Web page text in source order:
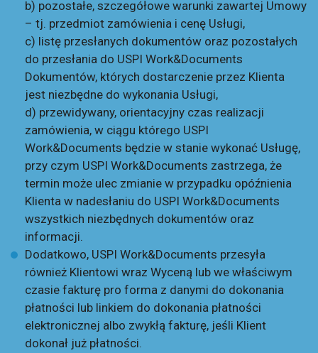
b) pozostałe, szczegółowe warunki zawartej Umowy
– tj. przedmiot zamówienia i cenę Usługi,
c) listę przesłanych dokumentów oraz pozostałych
do przesłania do USPI Work&Documents
Dokumentów, których dostarczenie przez Klienta
jest niezbędne do wykonania Usługi,
d) przewidywany, orientacyjny czas realizacji
zamówienia, w ciągu którego USPI
Work&Documents będzie w stanie wykonać Usługę,
przy czym USPI Work&Documents zastrzega, że
termin może ulec zmianie w przypadku opóźnienia
Klienta w nadesłaniu do USPI Work&Documents
wszystkich niezbędnych dokumentów oraz
informacji.
Dodatkowo, USPI Work&Documents przesyła
również Klientowi wraz Wyceną lub we właściwym
czasie fakturę pro forma z danymi do dokonania
płatności lub linkiem do dokonania płatności
elektronicznej albo zwykłą fakturę, jeśli Klient
dokonał już płatności.